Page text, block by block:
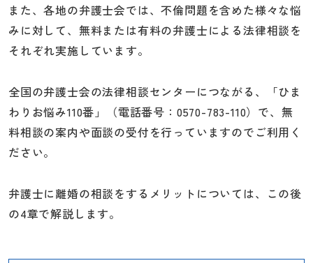
また、各地の弁護士会では、不倫問題を含めた様々な悩
みに対して、無料または有料の弁護士による法律相談を
それぞれ実施しています。
全国の弁護士会の法律相談センターにつながる、「ひま
わりお悩み110番」（電話番号：0570-783-110）で、無
料相談の案内や面談の受付を行っていますのでご利用く
ださい。
弁護士に離婚の相談をするメリットについては、この後
の4章で解説します。